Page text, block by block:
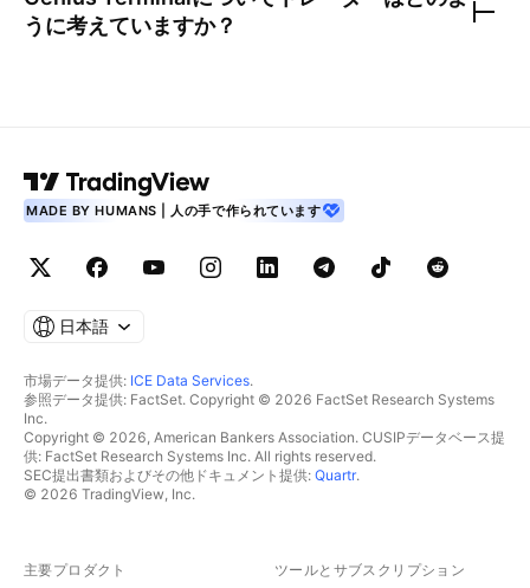
うに考えていますか？
MADE BY HUMANS | 人の手で作られています
日本語
市場データ提供: ICE Data Services.
参照データ提供: FactSet. Copyright © 2026 FactSet Research Systems
Inc.
Copyright © 2026, American Bankers Association. CUSIPデータベース提
供: FactSet Research Systems Inc. All rights reserved.
SEC提出書類およびその他ドキュメント提供: Quartr.
© 2026 TradingView, Inc.
主要プロダクト ツールとサブスクリプション